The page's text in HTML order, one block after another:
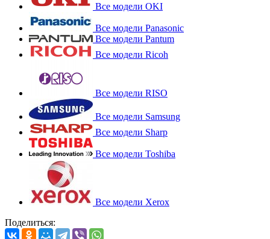
Все модели OKI
Все модели Panasonic
Все модели Pantum
Все модели Ricoh
Все модели RISO
Все модели Samsung
Все модели Sharp
Все модели Toshiba
Все модели Xerox
Поделиться: